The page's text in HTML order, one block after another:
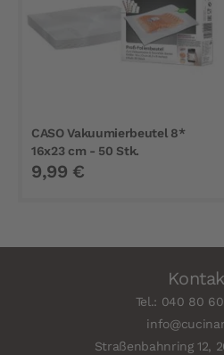
CASO Vakuumierbeutel 8*
16x23 cm - 50 Stk.
9,99 €
Tel.: 040 80
Straßenbahnring 12,